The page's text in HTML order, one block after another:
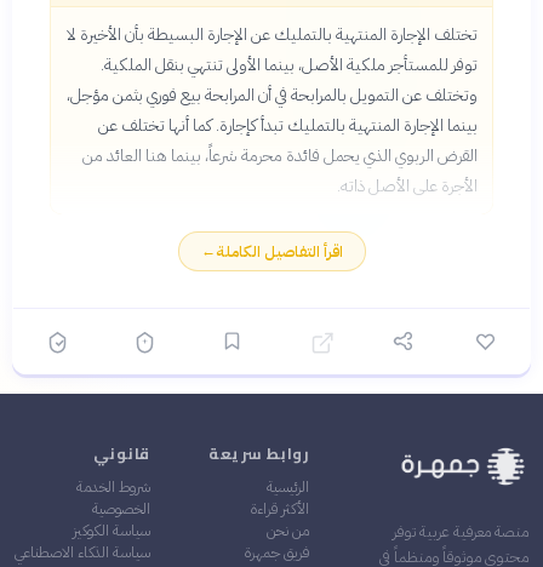
تختلف الإجارة المنتهية بالتمليك عن الإجارة البسيطة بأن الأخيرة لا
توفر للمستأجر ملكية الأصل، بينما الأولى تنتهي بنقل الملكية.
وتختلف عن التمويل بالمرابحة في أن المرابحة بيع فوري بثمن مؤجل،
بينما الإجارة المنتهية بالتمليك تبدأ كإجارة. كما أنها تختلف عن
القرض الربوي الذي يحمل فائدة محرمة شرعاً، بينما هنا العائد من
الأجرة على الأصل ذاته.
اقرأ التفاصيل الكاملة←
منصة معرفية عربية توفر
محتوى موثوقاً ومنظماً في
روابط سريعة
الرئيسية
الأكثر قراءة
من نحن
فريق جمهرة
قانوني
شروط الخدمة
الخصوصية
سياسة الكوكيز
سياسة الذكاء الاصطناعي